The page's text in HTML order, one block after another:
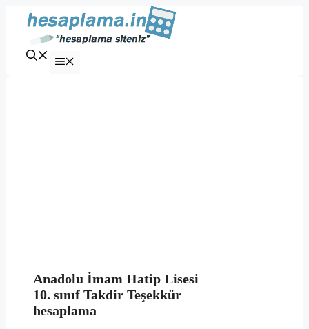
İçeriğe
Anadolu İmam Hatip Lisesi
10. sınıf Takdir Teşekkür
hesaplama